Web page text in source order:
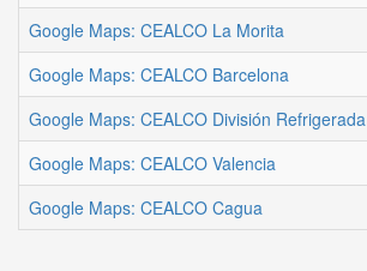
Google Maps: CEALCO La Morita
Google Maps: CEALCO Barcelona
Google Maps: CEALCO División Refrigerada
Google Maps: CEALCO Valencia
Google Maps: CEALCO Cagua